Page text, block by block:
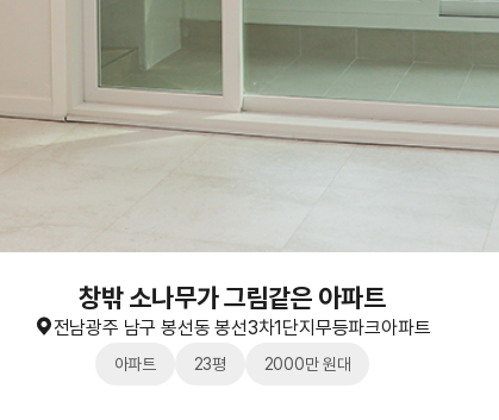
창밖 소나무가 그림같은 아파트
전남광주 남구 봉선동 봉선3차1단지무등파크아파트
아파트 23평 2000만 원대